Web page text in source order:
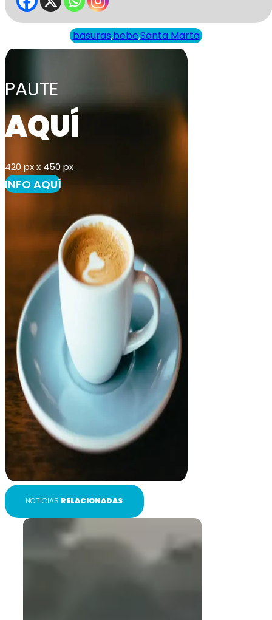
basuras,bebe,Santa Marta
PAUTE
AQUÍ
420 px x 450 px
INFO AQUÍ
NOTICIAS RELACIONADAS